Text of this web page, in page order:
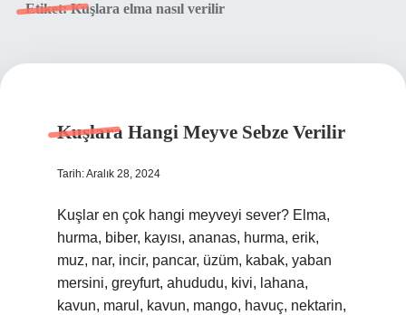
Etiket:Kuşlara elma nasıl verilir
Kuşlara Hangi Meyve Sebze Verilir
Tarih: Aralık 28, 2024
Kuşlar en çok hangi meyveyi sever? Elma,
hurma, biber, kayısı, ananas, hurma, erik,
muz, nar, incir, pancar, üzüm, kabak, yaban
mersini, greyfurt, ahududu, kivi, lahana,
kavun, marul, kavun, mango, havuç, nektarin,